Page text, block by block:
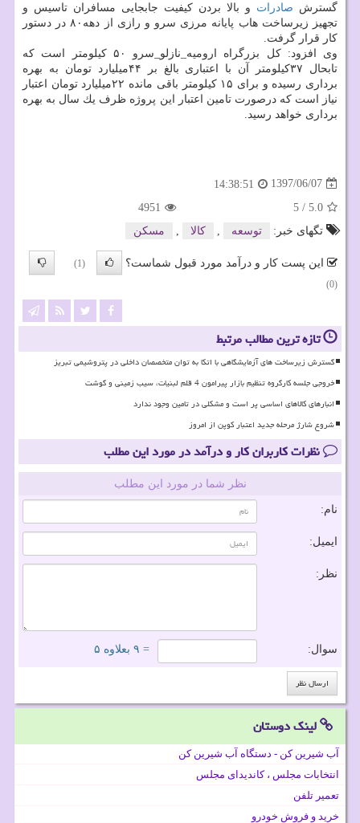
گسترش صادرات و بالا بردن كیفیت جابجایی مسافران تاسیس و
تجهیز زیرساخت هاب پایانه مرزی سرو و رازی از دهه۸۰ در دستور
كار قرار گرفت.
وی افزود: كل بزرگراه ارومیه_نازلو_سرو ۵۰ كیلومتر است كه
تابحال ۳۷كیلومتر آن با اعتباری بالغ بر ۴۴میلیارد تومان به بهره
برداری رسیده و برای ۱۵ كیلومتر باقی مانده ۲۲میلیارد تومان اعتبار
نیاز است كه درصورت تامین اعتبار این پروژه ظرف یك سال به بهره
برداری خواهد رسید.
1397/06/07
14:38:51
5.0
/
5
4951
تگهای خبر:
توسعه , كالا , مسكن
این پست کار و درآمد مورد قبول شماست؟
(1)
(0)
تازه ترین مطالب مرتبط
گسترش زیرساخت های آزمایشگاهی با اتکا به توان متخصصان داخلی در پتروشیمی تبریز
خروجی جلسه کارگروه تنظیم بازار پیرامون 4 قلم لبنیات، سیب زمینی و گوشت
انبارهای کالاهای اساسی پر است و مشکلی در تامین وجود ندارد
شروع شارژ مرحله جدید اعتبار کوپن از امروز
نظرات کاربران کار و درآمد در مورد این مطلب
نظر شما در مورد این مطلب
نام:
ایمیل:
نظر:
سوال: = ۹ بعلاوه ۵
لینک دوستان
آب شیرین کن - دستگاه آب شیرین کن
انتخابات مجلس ، کاندیدای مجلس
تعمیر تلفن
خرید و فروش خودرو